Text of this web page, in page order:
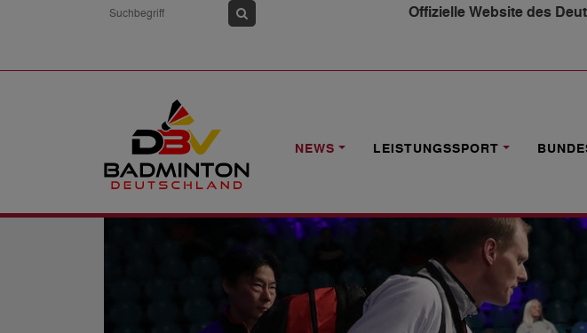
Offizielle Website des
NEWS LEISTUNGSSPORT
NEWS